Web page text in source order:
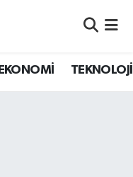
EKONOMİ TEKNOLOJİ